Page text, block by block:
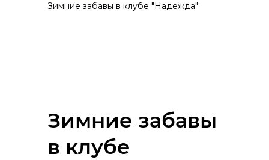
Зимние забавы в клубе "Надежда"
Зимние забавы
в клубе